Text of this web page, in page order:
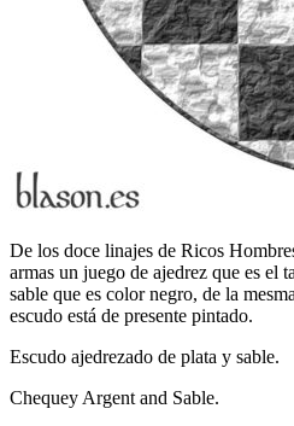
De los doce linajes de Ricos
armas un juego de ajedrez que es el
sable que es color negro, de la
escudo está de presente pintado.
Escudo ajedrezado de plata y sable.
Chequey Argent and Sable.